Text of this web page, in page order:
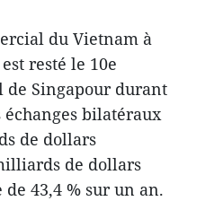
du Vietnam à
resté le 10e
Singapour durant
échanges bilatéraux
de dollars
de dollars
43,4 % sur un an.